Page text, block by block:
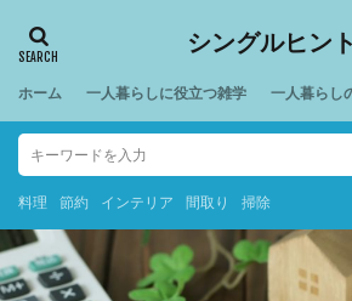
シングルヒント
ホーム 一人暮らしに役立つ雑学 一人暮らし
料理 節約 インテリア 間取り 掃除